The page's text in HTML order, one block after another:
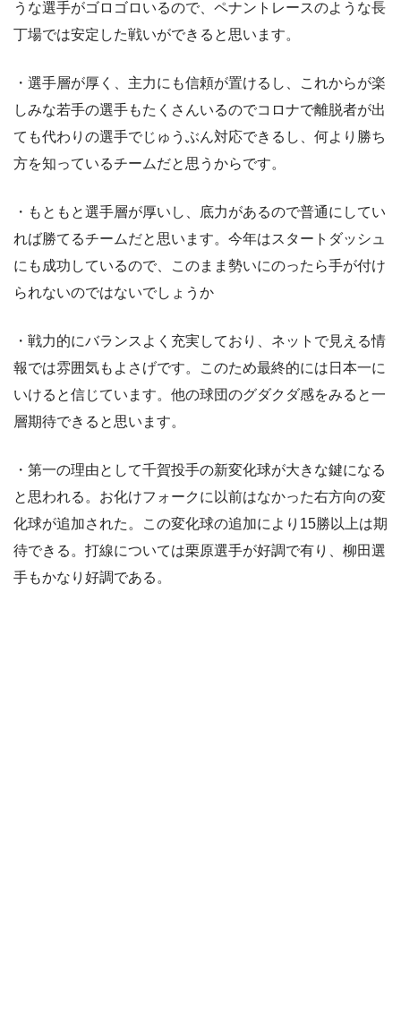
うな選手がゴロゴロいるので、ペナントレースのような長
丁場では安定した戦いができると思います。
・選手層が厚く、主力にも信頼が置けるし、これからが楽
しみな若手の選手もたくさんいるのでコロナで離脱者が出
ても代わりの選手でじゅうぶん対応できるし、何より勝ち
方を知っているチームだと思うからです。
・もともと選手層が厚いし、底力があるので普通にしてい
れば勝てるチームだと思います。今年はスタートダッシュ
にも成功しているので、このまま勢いにのったら手が付け
られないのではないでしょうか
・戦力的にバランスよく充実しており、ネットで見える情
報では雰囲気もよさげです。このため最終的には日本一に
いけると信じています。他の球団のグダクダ感をみると一
層期待できると思います。
・第一の理由として千賀投手の新変化球が大きな鍵になる
と思われる。お化けフォークに以前はなかった右方向の変
化球が追加された。この変化球の追加により15勝以上は期
待できる。打線については栗原選手が好調で有り、柳田選
手もかなり好調である。